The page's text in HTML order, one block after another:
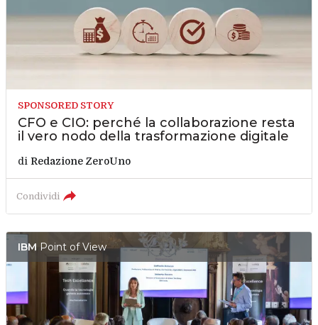
SPONSORED STORY
CFO e CIO: perché la collaborazione resta
il vero nodo della trasformazione digitale
di Redazione ZeroUno
Condividi
IBMPoint of View